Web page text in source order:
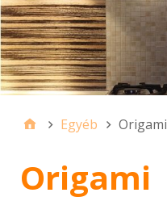
Egyéb Origami
Origami